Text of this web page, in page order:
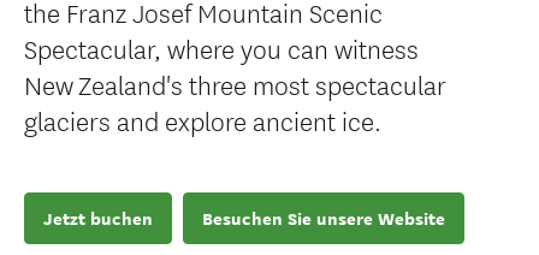
the Franz Josef Mountain Scenic
Spectacular, where you can witness
New Zealand's three most spectacular
glaciers and explore ancient ice.
Jetzt buchen Besuchen Sie unsere Website